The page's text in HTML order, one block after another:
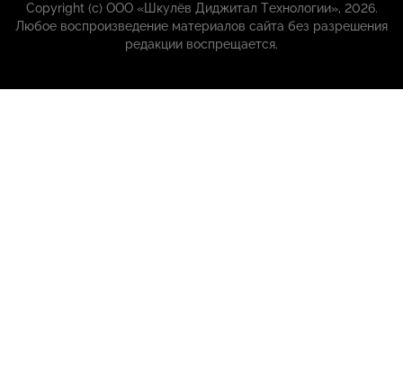
Copyright (с) ООО «Шкулёв Диджитал Технологии», 2026.
Любое воспроизведение материалов сайта без разрешения
редакции воспрещается.